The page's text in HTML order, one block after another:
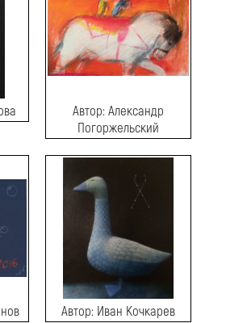
Автор: Александр
Погоржельский
Автор: Иван Кочкарев